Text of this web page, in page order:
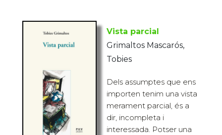
Vista parcial
Grimaltos Mascarós,
Tobies
Dels assumptes que ens
importen tenim una vista
merament parcial, és a
dir, incompleta i
interessada. Potser una